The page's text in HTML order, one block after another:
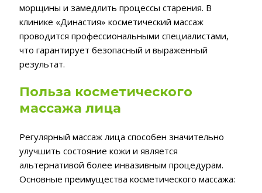
морщины и замедлить процессы старения. В
клинике «Династия» косметический массаж
проводится профессиональными специалистами,
что гарантирует безопасный и выраженный
результат.
Польза косметического
массажа лица
Регулярный массаж лица способен значительно
улучшить состояние кожи и является
альтернативой более инвазивным процедурам.
Основные преимущества косметического массажа: